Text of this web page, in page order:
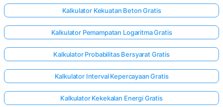
Kalkulator Kekuatan Beton Gratis
Kalkulator Pemampatan Logaritma Gratis
Kalkulator Probabilitas Bersyarat Gratis
Kalkulator Interval Kepercayaan Gratis
Kalkulator Kekekalan Energi Gratis